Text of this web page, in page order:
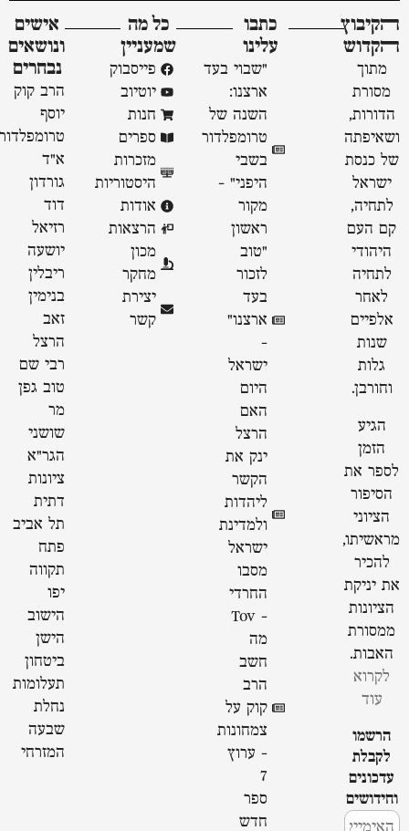
ﬣקיבוץ
ﬣקדוש
מתוך
מסורת
הדורות,
ושאיפתה
של כנסת
ישראל
לתחיה,
קם העם
היהודי
לתחיה
לאחר
אלפיים
שנות
גלות
וחורבן.
הגיע
הזמן
לספר את
הסיפור
הציוני
מראשיתו,
להכיר
את יניקת
הציונות
ממסורת
האבות.
לקרוא
עוד
הרשמו
לקבלת
עדכונים
וחידושים
כתבו
עלינו
"שבוי בעד
ארצנו:
השנה של
טרומפלדור
בשבי
היפני" -
מקור
ראשון
״טוב
לזכור
בעד
ארצנו״
-
ישראל
היום
האם
הרצל
ינק את
הקשר
ליהדות
ולמדינת
ישראל
מסבו
החרדי
- Tov
מה
חשב
הרב
קוק על
צמחונות
- ערוץ
7
ספר
חדש
כל מה
שמעניין
פייסבוק
יוטיוב
חנות
ספרים
מזכרות
היסטוריות
אודות
הרצאות
מכון
מחקר
יצירת
קשר
אישים
ונושאים
נבחרים
הרב קוק
יוסף
טרומפלדור
א״ד
גורדון
דוד
רזיאל
יושעה
ריבלין
בנימין
זאב
הרצל
רבי שם
טוב גפן
מר
שושני
הגר"א
ציונות
דתית
תל אביב
פתח
תקווה
יפו
הישוב
הישן
ביטחון
תעלומות
נחלת
שבעה
המזרחי